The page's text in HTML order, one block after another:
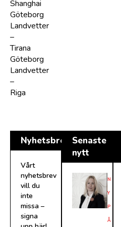
Shanghai
Göteborg
Landvetter
–
Tirana
Göteborg
Landvetter
–
Riga
Nyhetsbrev
Vårt
nyhetsbrev
vill du
inte
missa –
signa
Senaste
nytt
N
Y
P
Å